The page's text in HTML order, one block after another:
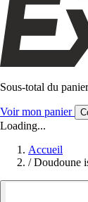
Sous-total du panier
Voir mon panier
Loading...
Accueil
/ Doudoune